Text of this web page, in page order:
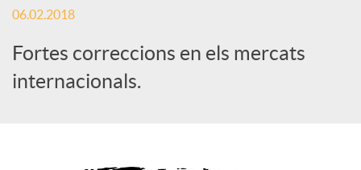
l
i
06.02.2018
Fortes correccions en els mercats
internacionals.